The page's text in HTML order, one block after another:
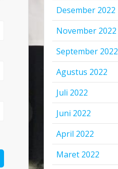
Desember 2022
November 2022
September 2022
Agustus 2022
Juli 2022
Juni 2022
April 2022
Maret 2022